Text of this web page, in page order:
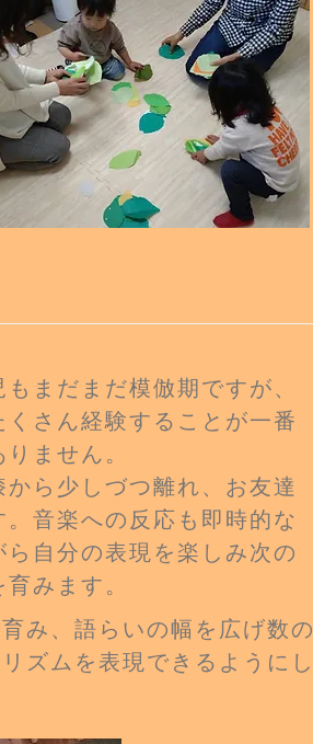
まだまだ模倣期ですが、
さん経験することが一番
ません。
ら少しづつ離れ、お友達
音楽への反応も即時的な
自分の表現を楽しみ次の
みます。
み、語らいの幅を広げ数の
ズムを表現できるようにし